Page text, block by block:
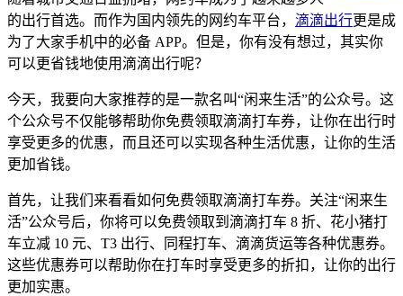
的出行首选。而作为国内领先的网约车平台， 滴滴出行更是成
为了大家手机中的必备 APP。但是，你有没有想过，其实你
可以更省钱地使用滴滴出行呢？
今天，我要向大家推荐的是一款名叫“闲来生活”的公众号。这
个公众号不仅能够帮助你免费领取滴滴打车券，让你在出行时
享受更多的优惠，而且还可以实现各种生活优惠，让你的生活
更加省钱。
首先，让我们来看看如何免费领取滴滴打车券。关注“闲来生
活”公众号后，你将可以免费领取到滴滴打车 8 折、花小猪打
车立减 10 元、T3 出行、同程打车、滴滴货运等各种优惠券。
这些优惠券可以帮助你在打车时享受更多的折扣，让你的出行
更加实惠。